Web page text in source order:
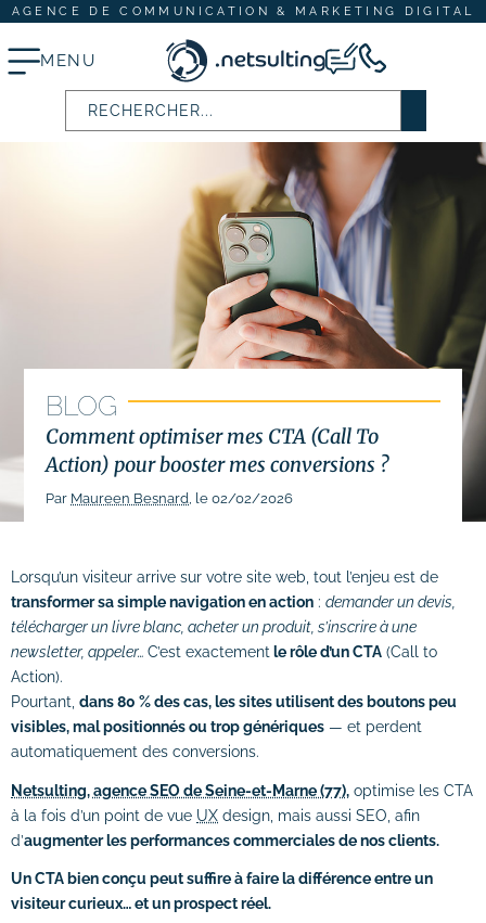
AGENCE DE COMMUNICATION & MARKETING DIGITAL
Stratégie digitale
# Audit SEO & marketing digital
# Plan d’actions webmarketing
Création et refonte de site internet
# Création de site e-commerce
# Site internet TPE & PME
Acquisition & fidélisation
# Référencement naturel (SEO)
# Référencement payant (SEA)
# Community management (SMO)
# Publicité réseaux sociaux (SMA)
# Emailing
Création graphique
MENU
BLOG
Comment optimiser mes CTA (Call To
Action) pour booster mes conversions ?
Par Maureen Besnard, le 02/02/2026
Lorsqu’un visiteur arrive sur votre site web, tout l’enjeu est de
transformer sa simple navigation en action : demander un devis,
télécharger un livre blanc, acheter un produit, s’inscrire à une
newsletter, appeler… C’est exactement le rôle d’un CTA (Call to
Action).
Pourtant, dans 80 % des cas, les sites utilisent des boutons peu
visibles, mal positionnés ou trop génériques — et perdent
automatiquement des conversions.
Netsulting, agence SEO de Seine-et-Marne (77), optimise les CTA
à la fois d’un point de vue UX design, mais aussi SEO, afin
d’augmenter les performances commerciales de nos clients.
Un CTA bien conçu peut suffire à faire la différence entre un
visiteur curieux… et un prospect réel.